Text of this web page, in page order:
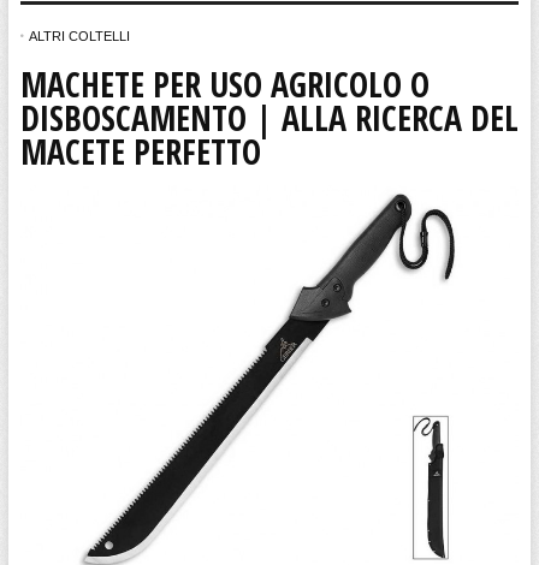
ALTRI COLTELLI
MACHETE PER USO AGRICOLO O
DISBOSCAMENTO | ALLA RICERCA DEL
MACETE PERFETTO